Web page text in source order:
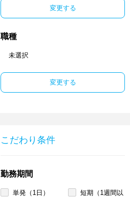
変更する
職種
未選択
変更する
こだわり条件
勤務期間
単発（1日）
短期（1週間以